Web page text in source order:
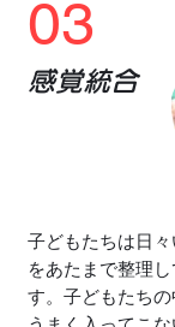
03
感覚統合
子どもたちは日
をあたまで整理
す。子どもたち